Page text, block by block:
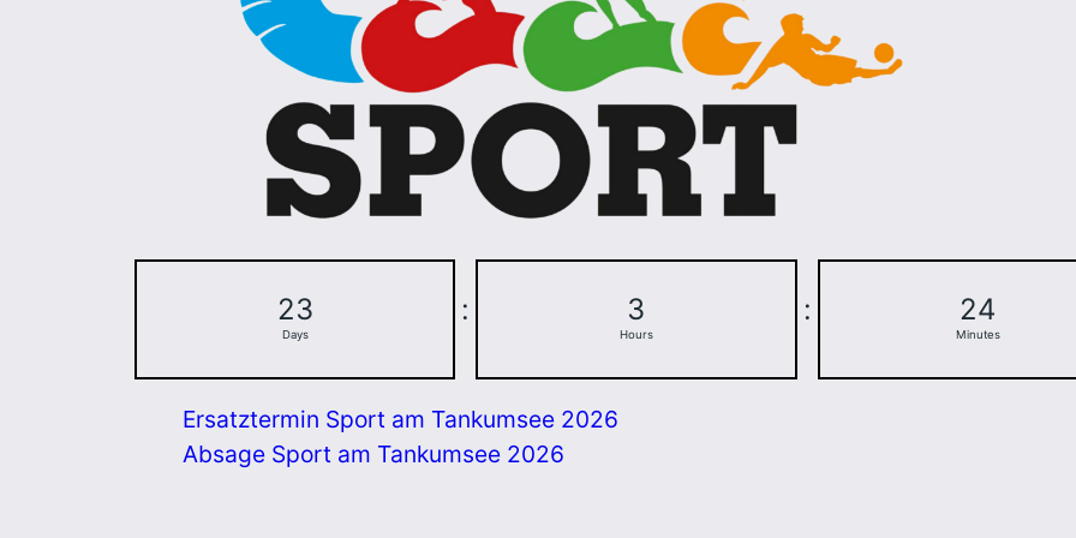
23
Days
: 3
Hours
: 24
Minutes
Ersatztermin Sport am Tankumsee 2026
Absage Sport am Tankumsee 2026